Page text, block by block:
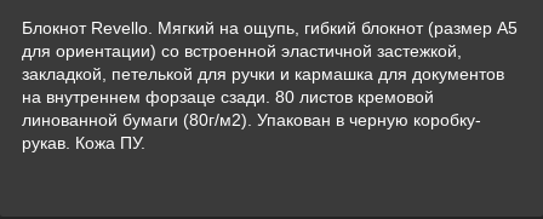
Блокнот Revello. Мягкий на ощупь, гибкий блокнот (размер А5
для ориентации) со встроенной эластичной застежкой,
закладкой, петелькой для ручки и кармашка для документов
на внутреннем форзаце сзади. 80 листов кремовой
линованной бумаги (80г/м2). Упакован в черную коробку-
рукав. Кожа ПУ.